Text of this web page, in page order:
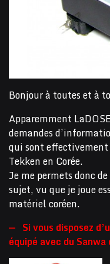
Bonjour à toutes et à
Apparemment
demandes
qui sont
Tekken en Corée.
Je me permets donc
sujet, vu que je joue
matériel coréen.
— Si vous disposez
équipé avec du